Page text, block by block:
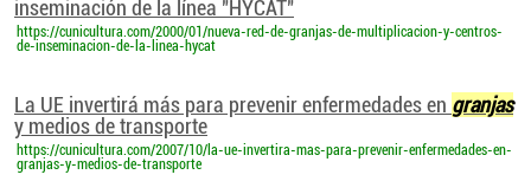
inseminación de la línea "HYCAT"
https://cunicultura.com/2000/01/nueva-red-de-granjas-de-multiplicacion-y-centros-
de-inseminacion-de-la-linea-hycat
La UE invertirá más para prevenir enfermedades en granjas
y medios de transporte
https://cunicultura.com/2007/10/la-ue-invertira-mas-para-prevenir-enfermedades-en-
granjas-y-medios-de-transporte